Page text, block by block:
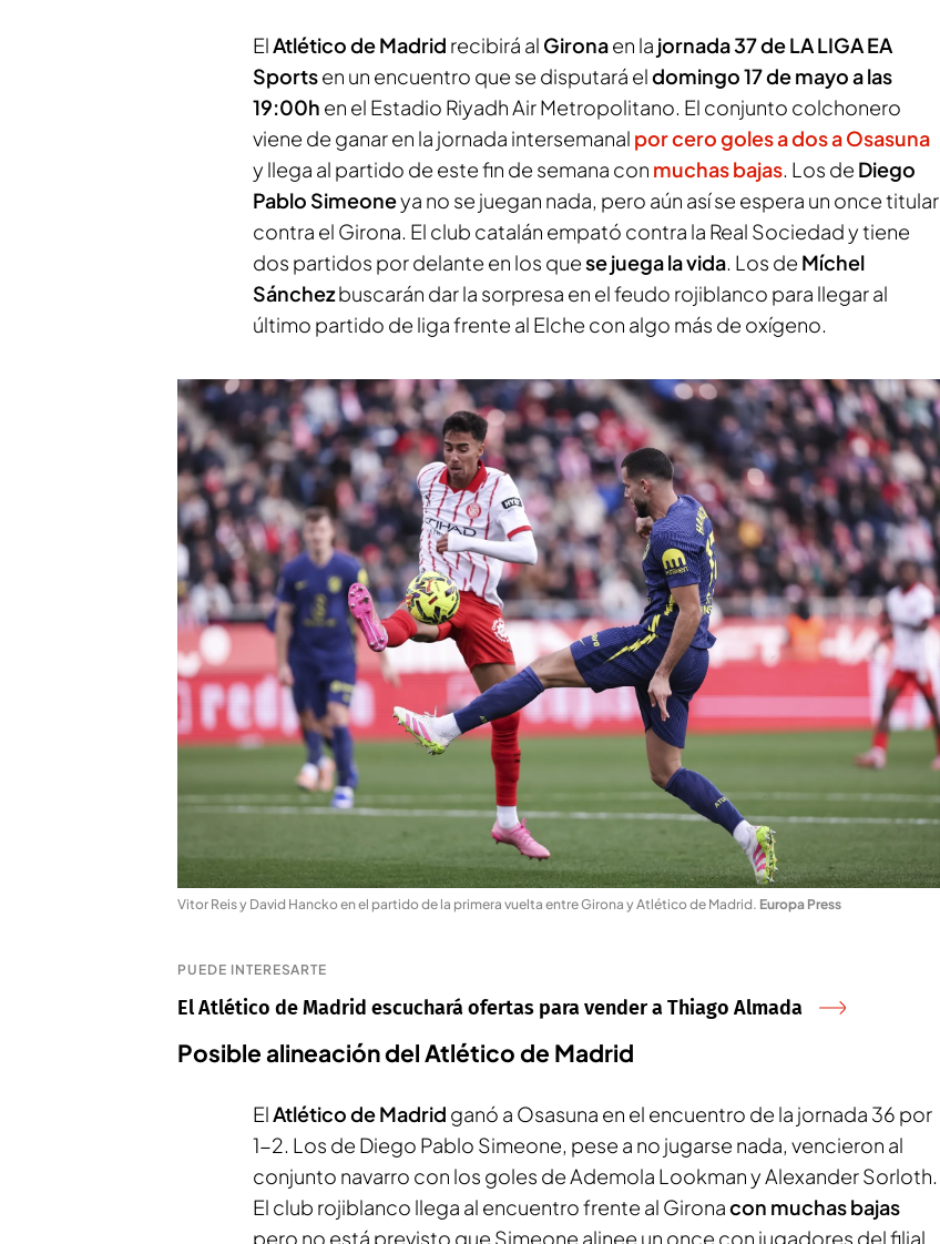
ElAtlético de Madrid recibirá al Gironaen la jornada 37 de LA LIGA EA
Sportsen un encuentro que se disputará eldomingo 17 de mayo a las
19:00h en el Estadio Riyadh Air Metropolitano. El conjunto colchonero
viene de ganar en la jornada intersemanal por cero goles a dos a Osasuna
y llega al partido de este fin de semana con muchas bajas. Los de Diego
Pablo Simeoneya no se juegan nada, pero aún así se espera un once titular
contra el Girona. El club catalán empató contra la Real Sociedad y tiene
dos partidos por delante en los quese juega la vida. Los de Míchel
Sánchezbuscarán dar la sorpresa en el feudo rojiblanco para llegar al
último partido de liga frente al Elche con algo más de oxígeno.
Vitor Reis y David Hancko en el partido de la primera vuelta entre Girona y Atlético de Madrid. Europa Press
PUEDE INTERESARTE
El Atlético de Madrid escuchará ofertas para vender a Thiago Almada
Posible alineación del Atlético de Madrid
ElAtlético de Madrid ganó a Osasuna en el encuentro de la jornada 36 por
1-2. Los de Diego Pablo Simeone, pese a no jugarse nada, vencieron al
conjunto navarro con los goles de Ademola Lookman y Alexander Sorloth.
El club rojiblanco llega al encuentro frente al Gironacon muchas bajas
pero no está previsto que Simeone alinee un once con jugadores del filial